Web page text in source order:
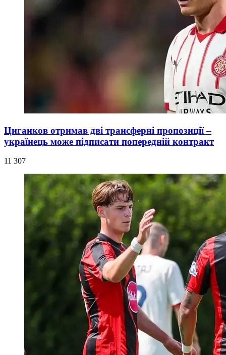
Циганков отримав дві трансферні пропозиції –
українець може підписати попередній контракт
11 307